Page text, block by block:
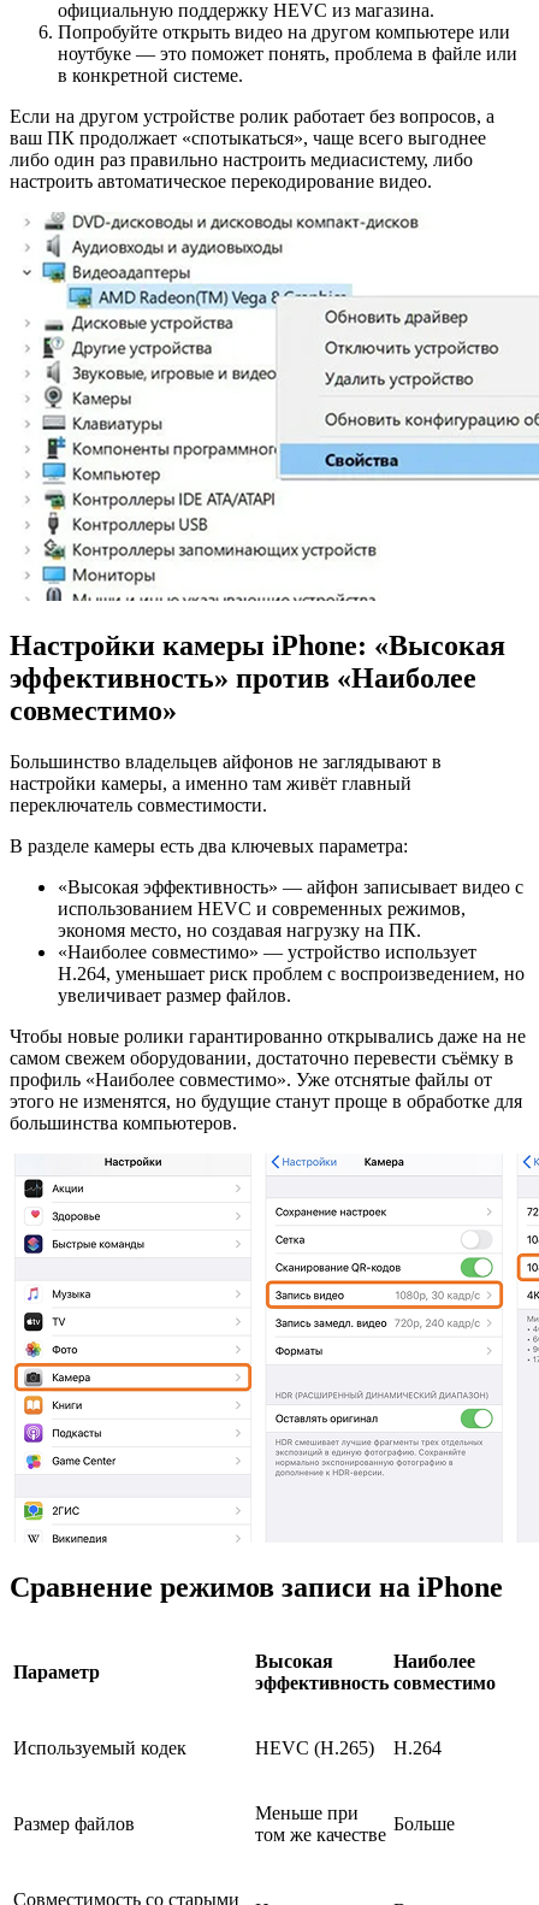
официальную поддержку HEVC из магазина.
Попробуйте открыть видео на другом компьютере или
ноутбуке — это поможет понять, проблема в файле или
в конкретной системе.
Если на другом устройстве ролик работает без вопросов, а
ваш ПК продолжает «спотыкаться», чаще всего выгоднее
либо один раз правильно настроить медиасистему, либо
настроить автоматическое перекодирование видео.
Настройки камеры iPhone: «Высокая
эффективность» против «Наиболее
совместимо»
Большинство владельцев айфонов не заглядывают в
настройки камеры, а именно там живёт главный
переключатель совместимости.
В разделе камеры есть два ключевых параметра:
«Высокая эффективность» — айфон записывает видео с
использованием HEVC и современных режимов,
экономя место, но создавая нагрузку на ПК.
«Наиболее совместимо» — устройство использует
H.264, уменьшает риск проблем с воспроизведением, но
увеличивает размер файлов.
Чтобы новые ролики гарантированно открывались даже на не
самом свежем оборудовании, достаточно перевести съёмку в
профиль «Наиболее совместимо». Уже отснятые файлы от
этого не изменятся, но будущие станут проще в обработке для
большинства компьютеров.
Сравнение режимов записи на iPhone
Параметр
Высокая
эффективность
Наиболее
совместимо
Используемый кодек HEVC (H.265) H.264
Размер файлов
Меньше при
том же качестве
Больше
Совместимость со старыми